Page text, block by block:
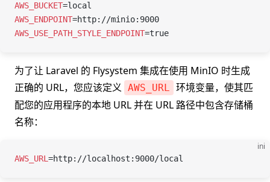
AWS_BUCKET=local
AWS_ENDPOINT=http://minio:9000
AWS_USE_PATH_STYLE_ENDPOINT=true
为了让 Laravel 的 Flysystem 集成在使用 MinIO 时生成
正确的 URL，您应该定义 AWS_URL 环境变量，使其匹
配您的应用程序的本地 URL 并在 URL 路径中包含存储桶
名称：
ini
AWS_URL =http://localhost:9000/local